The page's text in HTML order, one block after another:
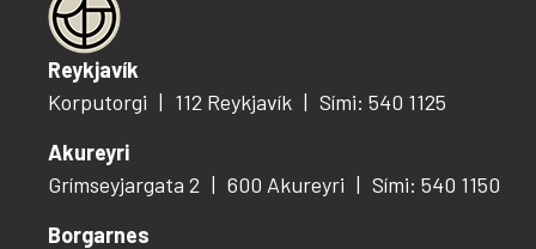
Reykjavík
Korputorgi
112 Reykjavík
Sími: 540 1125
Akureyri
Grímseyjargata 2
600 Akureyri
Sími: 540 1150
Borgarnes